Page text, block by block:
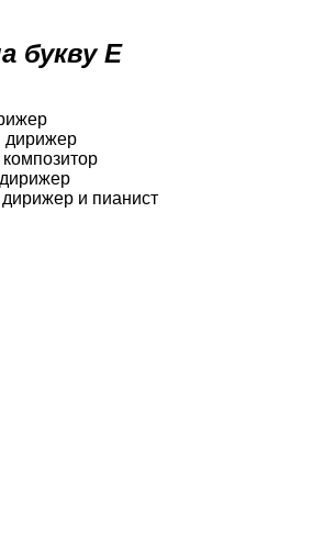
букву Е
дирижер
и пианист